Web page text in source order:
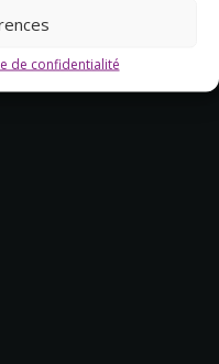
de confidentialité